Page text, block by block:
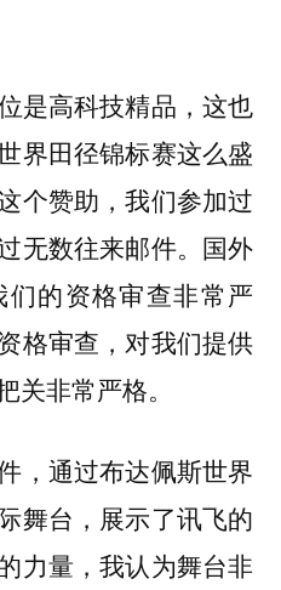
是高科技精品，这也
界田径锦标赛这么盛
个赞助，我们参加过
无数往来邮件。国外
的资格审查非常严
格审查，对我们提供
关非常严格。
，通过布达佩斯世界
舞台，展示了讯飞的
力量，我认为舞台非